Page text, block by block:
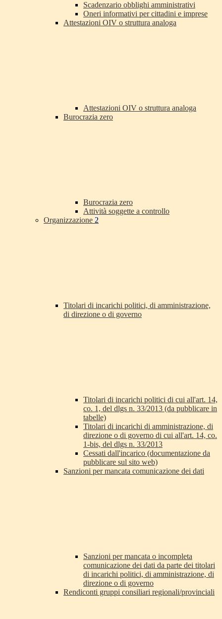
Scadenzario obblighi amministrativi
Oneri informativi per cittadini e imprese
Attestazioni OIV o struttura analoga
Attestazioni OIV o struttura analoga
Burocrazia zero
Burocrazia zero
Attività soggette a controllo
Organizzazione 2
Titolari di incarichi politici, di amministrazione,
di direzione o di governo
Titolari di incarichi politici di cui all'art. 14,
co. 1, del dlgs n. 33/2013 (da pubblicare in
tabelle)
Titolari di incarichi di amministrazione, di
direzione o di governo di cui all'art. 14, co.
1-bis, del dlgs n. 33/2013
Cessati dall'incarico (documentazione da
pubblicare sul sito web)
Sanzioni per mancata comunicazione dei dati
Sanzioni per mancata o incompleta
comunicazione dei dati da parte dei titolari
di incarichi politici, di amministrazione, di
direzione o di governo
Rendiconti gruppi consiliari regionali/provinciali